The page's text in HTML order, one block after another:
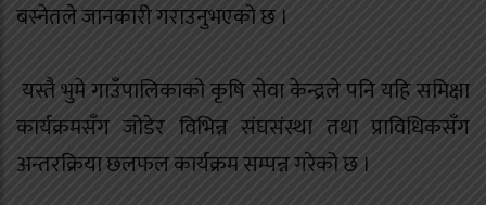
बस्नेतले जानकारी गराउनुभएको छ ।
यस्तै भुमे गाउँपालिकाको कृषि सेवा केन्द्रले पनि यहि समिक्षा
कार्यक्रमसँग जोडेर विभिन्न संघसंस्था तथा प्राविधिकसँग
अन्तरक्रिया छलफल कार्यक्रम सम्पन्न गरेको छ ।